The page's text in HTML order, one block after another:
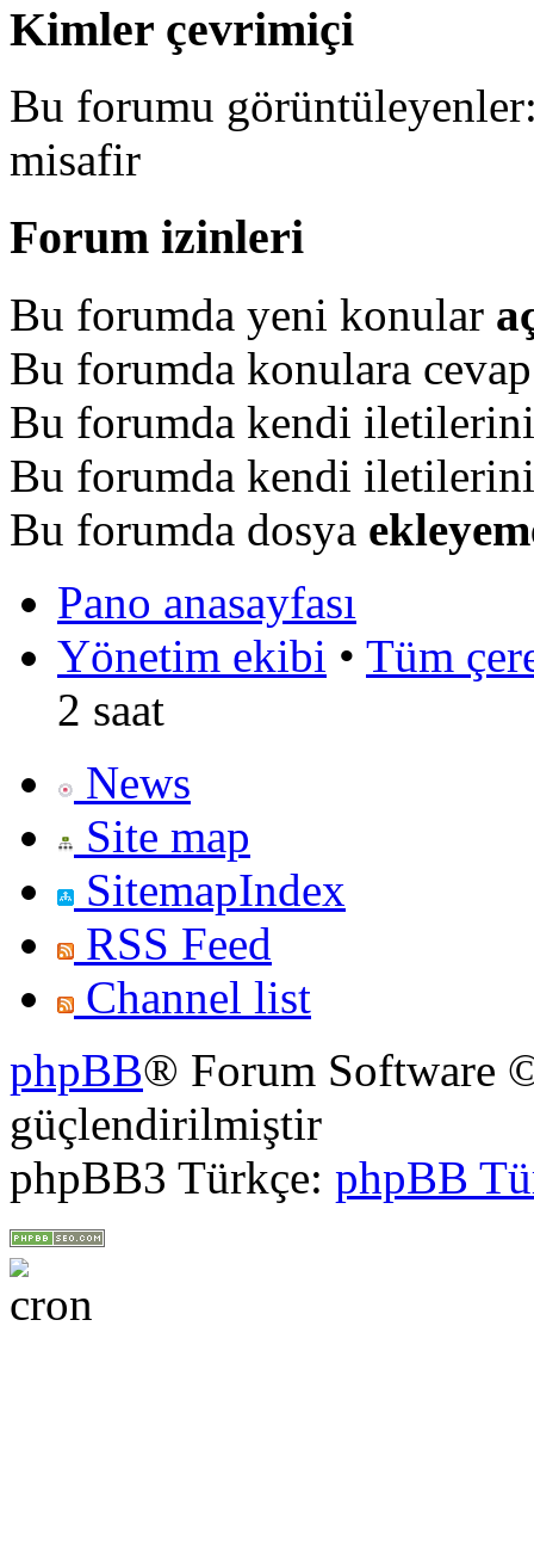
Kimler çevrimiçi
Bu forumu
misafir
Forum izinleri
Bu forumda yeni konular
Bu forumda konulara
Bu forumda kendi
Bu forumda kendi
Bu forumda dosya
Pano anasayfası
Yönetim ekibi • Tüm
2 saat
News
Site map
SitemapIndex
RSS Feed
Channel list
phpBB® Forum Software
güçlendirilmiştir
phpBB3 Türkçe: phpBB